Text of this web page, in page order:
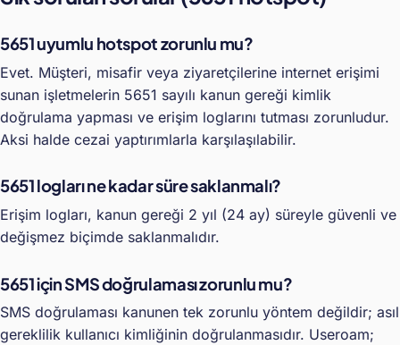
5651 uyumlu hotspot zorunlu mu?
Evet. Müşteri, misafir veya ziyaretçilerine internet erişimi
sunan işletmelerin 5651 sayılı kanun gereği kimlik
doğrulama yapması ve erişim loglarını tutması zorunludur.
Aksi halde cezai yaptırımlarla karşılaşılabilir.
5651 logları ne kadar süre saklanmalı?
Erişim logları, kanun gereği 2 yıl (24 ay) süreyle güvenli ve
değişmez biçimde saklanmalıdır.
5651 için SMS doğrulaması zorunlu mu?
SMS doğrulaması kanunen tek zorunlu yöntem değildir; asıl
gereklilik kullanıcı kimliğinin doğrulanmasıdır. Useroam;